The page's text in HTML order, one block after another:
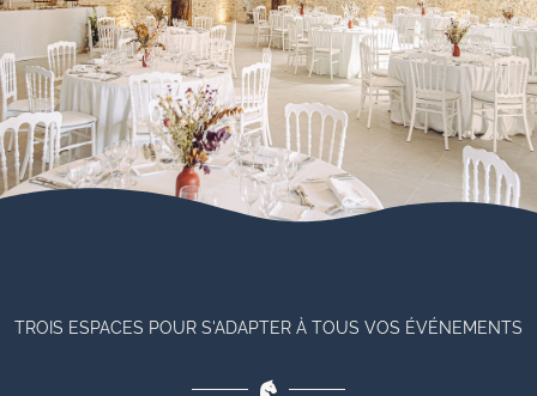
TROIS ESPACES POUR S'ADAPTER À TOUS VOS ÉVÉNEMENTS